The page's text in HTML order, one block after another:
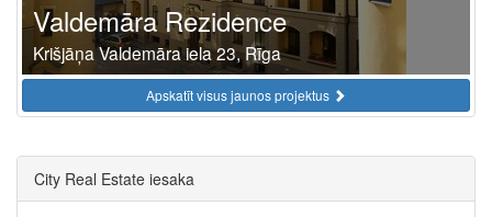
Valdemāra Rezidence
Krišjāņa Valdemāra iela 23, Rīga
Apskatīt visus jaunos projektus
City Real Estate iesaka